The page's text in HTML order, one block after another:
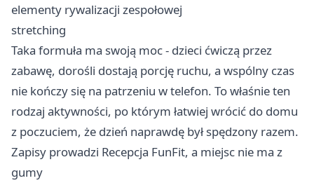
elementy rywalizacji zespołowej
stretching
Taka formuła ma swoją moc - dzieci ćwiczą przez
zabawę, dorośli dostają porcję ruchu, a wspólny czas
nie kończy się na patrzeniu w telefon. To właśnie ten
rodzaj aktywności, po którym łatwiej wrócić do domu
z poczuciem, że dzień naprawdę był spędzony razem.
Zapisy prowadzi Recepcja FunFit, a miejsc nie ma z
gumy